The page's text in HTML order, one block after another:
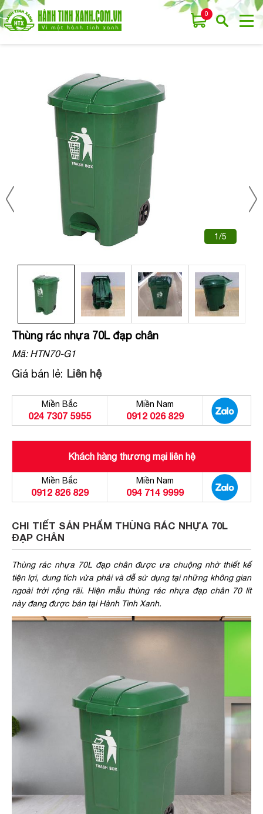
0
1/5
Thùng rác nhựa 70L đạp chân
Mã:HTN70-G1
Giá bán lẻ: Liên hệ
Miền Bắc
024 7307 5955
Miền Nam
0912 026 829
Khách hàng thương mại liên hệ
Miền Bắc
0912 826 829
Miền Nam
094 714 9999
CHI TIẾT SẢN PHẨM THÙNG RÁC NHỰA 70L
ĐẠP CHÂN
Thùng rác nhựa 70L đạp chân được ưa chuộng nhờ thiết kế
tiện lợi, dung tích vừa phải và dễ sử dụng tại những không gian
ngoài trời rộng rãi. Hiện mẫu thùng rác nhựa đạp chân 70 lít
này đang được bán tại Hành Tinh Xanh.